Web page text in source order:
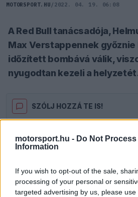
motorsport.hu - Do Not Process
Information
If you wish to opt-out of the sale,
processing of your personal or
targeted advertising by us, please
MOTORSPORT.HU / 2022. 04. 19. 06:08
A Red Bull tanácsadója,
Max Verstappennek győznie
időzített bombává válik,
nyugodtan kezeli a
SZÓLJ HOZZÁ TE IS!
Az Ausztrál Nagydíjon az
így pedig a pontverseny
vissza. A Red Bull